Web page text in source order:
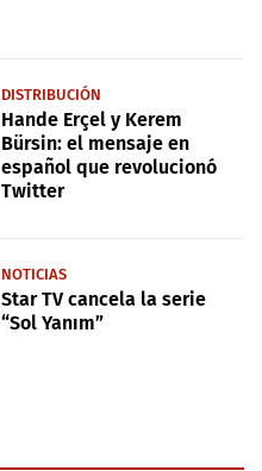
DISTRIBUCIÓN
Hande Erçel y Kerem
Bürsin: el mensaje en
español que revolucionó
Twitter
NOTICIAS
Star TV cancela la serie
“Sol Yanım”